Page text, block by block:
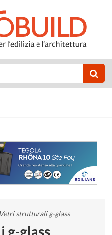
strutturali g-glass
glass